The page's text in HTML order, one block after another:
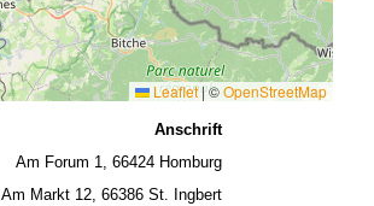
Leaflet|©OpenStreetMap
Anschrift
Am Forum 1, 66424 Homburg
Am Markt 12, 66386 St. Ingbert